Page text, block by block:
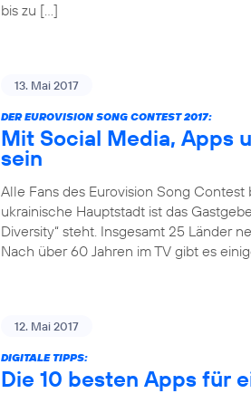
bis zu […]
13. Mai 2017
DER EUROVISION SONG CONTEST 2017:
Mit Social Media, Apps
sein
Alle Fans des Eurovision Song
ukrainische Hauptstadt ist das
Diversity“ steht. Insgesamt 25 Länder
Nach über 60 Jahren im TV gibt es
12. Mai 2017
DIGITALE TIPPS:
Die 10 besten Apps für